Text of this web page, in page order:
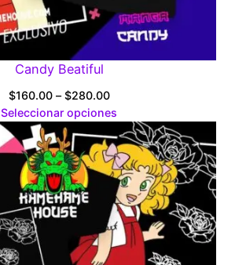
Candy Beatiful
$160.00 – $280.00Price
range:
$160.00
through
$280.00
Seleccionar opciones